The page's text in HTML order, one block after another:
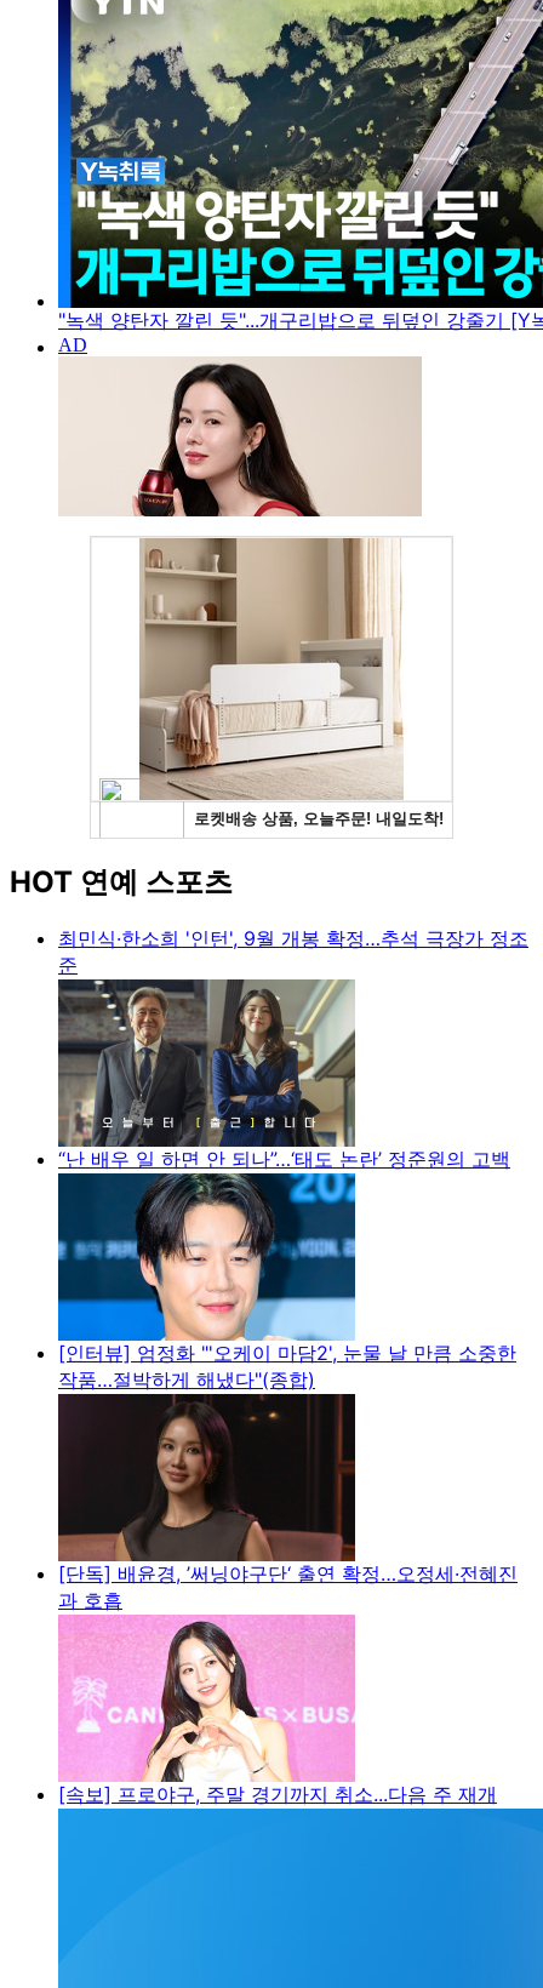
"녹색 양탄자 깔린 듯"...개구리밥으로 뒤덮인 강줄기 [Y
HOT 연예 스포츠
최민식·한소희 '인턴', 9월 개봉 확정…추석 극장가 정조
준
“난 배우 일 하면 안 되나”…‘태도 논란’ 정준원의 고백
[인터뷰] 엄정화 "'오케이 마담2', 눈물 날 만큼 소중한
작품…절박하게 해냈다"(종합)
[단독] 배윤경, ’써닝야구단‘ 출연 확정…오정세·전혜진
과 호흡
[속보] 프로야구, 주말 경기까지 취소...다음 주 재개